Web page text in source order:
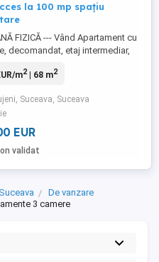
la 100 mp spațiu
FIZICĂ --- Vând Apartament cu
decomandat, etaj intermediar,
renovat, mobilat si utilat, zonă
apartamentul este deja
și știi exact ce cumperi!
m2| 68 m2
Suceava, Suceava
EUR
validat
Suceava
De vanzare
3 camere